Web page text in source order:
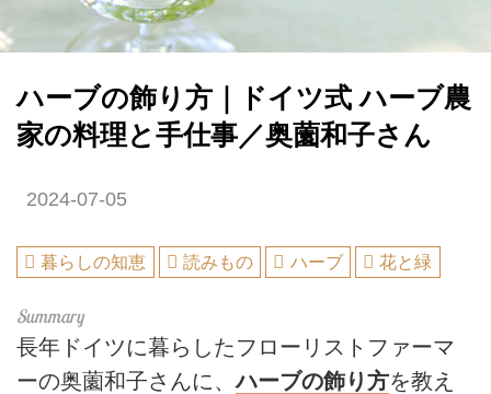
ハーブの飾り方｜ドイツ式 ハーブ農
家の料理と手仕事／奥薗和子さん
2024-07-05
暮らしの知恵 読みもの ハーブ 花と緑
長年ドイツに暮らしたフローリストファーマ
ーの奥薗和子さんに、ハーブの飾り方を教え